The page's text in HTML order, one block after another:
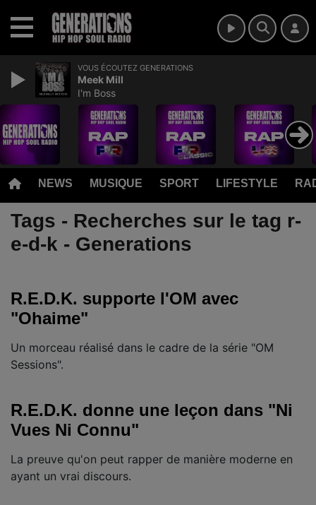
NEWS MUSIQUE SPORT LIFESTYLE
Tags - Recherches sur le tag r-
e-d-k - Generations
R.E.D.K. supporte l'OM avec
"Ohaime"
Un morceau réalisé dans le cadre de la série "OM
Sessions".
R.E.D.K. donne une leçon dans "Ni
Vues Ni Connu"
La preuve qu'on peut rapper de manière moderne en
ayant un vrai discours.
VOUS ÉCOUTEZ GENERATIONS
Meek Mill
I'm Boss